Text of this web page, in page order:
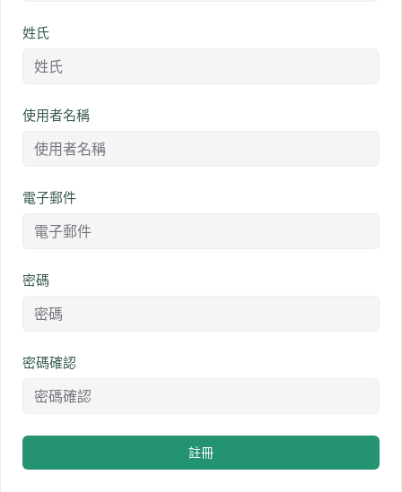
姓氏
使用者名稱
電子郵件
密碼
密碼確認
註冊